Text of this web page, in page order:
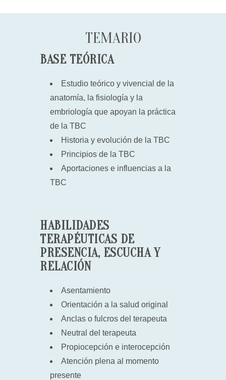
TEMARIO
BASE TEÓRICA
Estudio teórico y vivencial de la
anatomía, la fisiología y la
embriología que apoyan la práctica
de la TBC
Historia y evolución de la TBC
Principios de la TBC
Aportaciones e influencias a la
TBC
HABILIDADES
TERAPÉUTICAS DE
PRESENCIA, ESCUCHA Y
RELACIÓN
Asentamiento
Orientación a la salud original
Anclas o fulcros del terapeuta
Neutral del terapeuta
Propiocepción e interocepción
Atención plena al momento
presente